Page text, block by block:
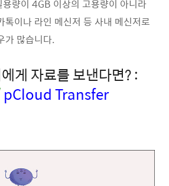
량이 4GB 이상의 고용량이 아니라
톡이나 라인 메신저 등 사내 메신저로
가 많습니다.
게 자료를 보낸다면? :
pCloud Transfer